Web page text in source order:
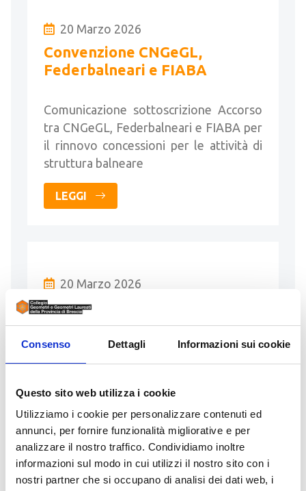
Consenso Dettagli Informazioni sui cookie
Questo sito web utilizza i cookie
Utilizziamo i cookie per personalizzare contenuti ed
annunci, per fornire funzionalità migliorative e per
analizzare il nostro traffico. Condividiamo inoltre
informazioni sul modo in cui utilizzi il nostro sito con i
nostri partner che si occupano di analisi dei dati web, i
20 Marzo 2026
Convenzione CNGeGL,
Federbalneari e FIABA
Comunicazione sottoscrizione Accorso
tra CNGeGL, Federbalneari e FIABA per
il rinnovo concessioni per le attività di
struttura balneare
LEGGI
20 Marzo 2026
Nuova cartografia catastale
Comune di Ospitaletto
Entrata in Conservazione della nuova
verificazione straordinaria per il
riordino catastale limitatamente alla
componente delle strade pubbliche non
…
LEGGI